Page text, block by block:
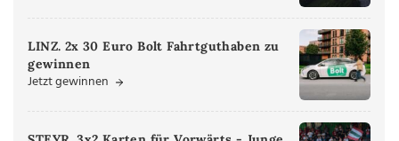
LINZ. 2x 30 Euro Bolt Fahrtguthaben zu
gewinnen
Jetzt gewinnen